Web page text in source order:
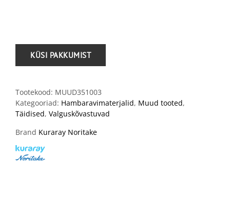
Tootekood: MUUD351003
Kategooriad: Hambaravimaterjalid, Muud tooted,
Täidised, Valguskõvastuvad
Brand Kuraray Noritake